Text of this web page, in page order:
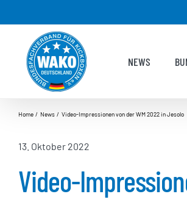
springen
NEWS
Home News Video-Impressionen von der WM 2022 in Jesolo
13. Oktober 2022
Video-